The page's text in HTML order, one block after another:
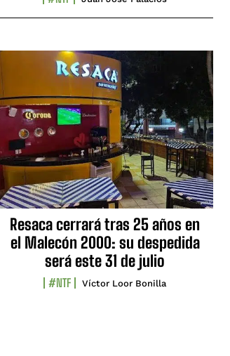
Resaca cerrará tras 25 años en
el Malecón 2000: su despedida
será este 31 de julio
#NTF Víctor Loor Bonilla